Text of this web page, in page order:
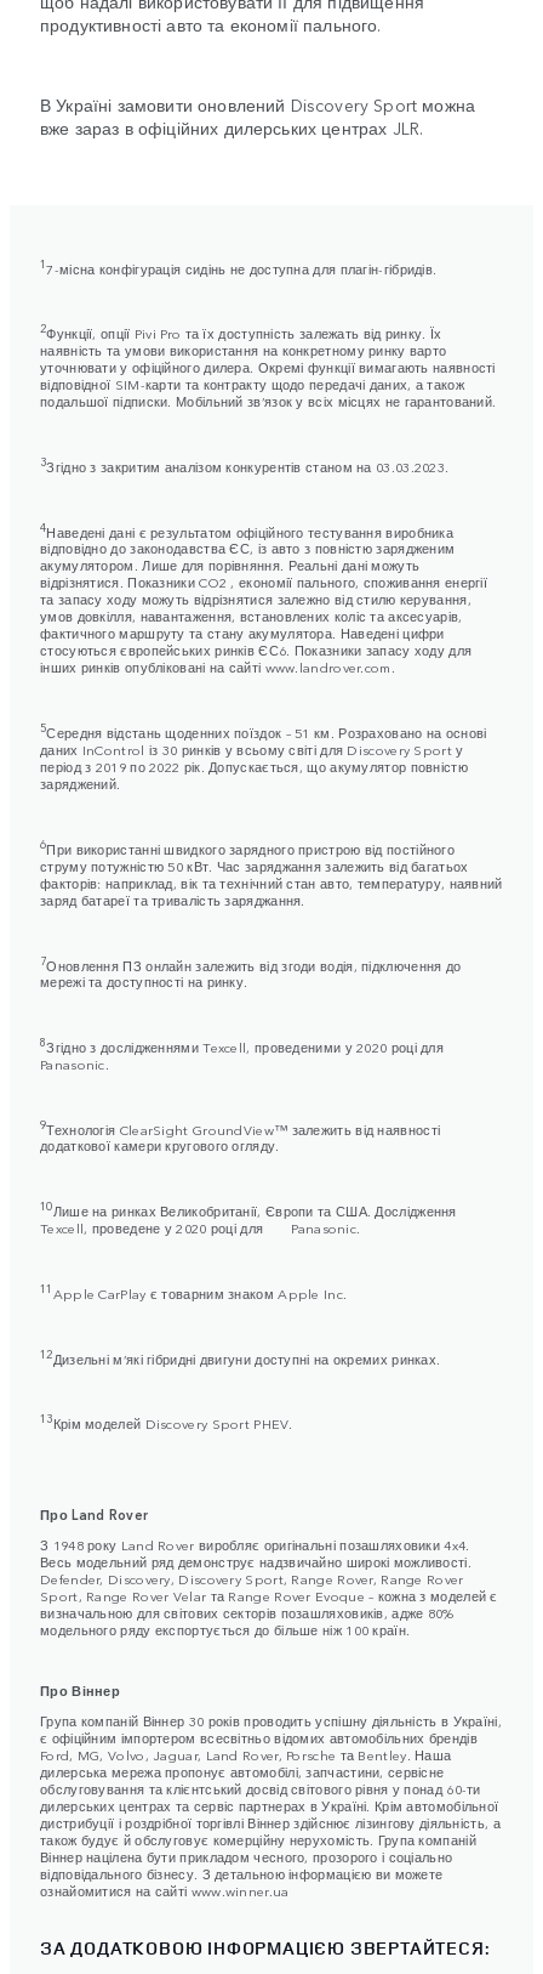
продуктивності авто та економії пального.
В Україні замовити оновлений Discovery Sport можна
вже зараз в офіційних дилерських центрах JLR.
17-місна конфігурація сидінь не доступна для плагін-гібридів.
2Функції, опції Pivi Pro та їх доступність залежать від ринку. Їх
наявність та умови використання на конкретному ринку варто
уточнювати у офіційного дилера. Окремі функції вимагають наявності
відповідної SIM-карти та контракту щодо передачі даних, а також
подальшої підписки. Мобільний зв’язок у всіх місцях не гарантований.
3Згідно з закритим аналізом конкурентів станом на 03.03.2023.
4Наведені дані є результатом офіційного тестування виробника
відповідно до законодавства ЄС, із авто з повністю зарядженим
акумулятором. Лише для порівняння. Реальні дані можуть
відрізнятися. Показники CO2 , економії пального, споживання енергії
та запасу ходу можуть відрізнятися залежно від стилю керування,
умов довкілля, навантаження, встановлених коліс та аксесуарів,
фактичного маршруту та стану акумулятора. Наведені цифри
стосуються європейських ринків ЄС6. Показники запасу ходу для
інших ринків опубліковані на сайті www.landrover.com.
5Середня відстань щоденних поїздок – 51 км. Розраховано на основі
даних InControl із 30 ринків у всьому світі для Discovery Sport у
період з 2019 по 2022 рік. Допускається, що акумулятор повністю
заряджений.
6При використанні швидкого зарядного пристрою від постійного
струму потужністю 50 кВт. Час заряджання залежить від багатьох
факторів: наприклад, вік та технічний стан авто, температуру, наявний
заряд батареї та тривалість заряджання.
7Оновлення ПЗ онлайн залежить від згоди водія, підключення до
мережі та доступності на ринку.
8Згідно з дослідженнями Texcell, проведеними у 2020 році для
Panasonic.
9Технологія ClearSight GroundView™ залежить від наявності
додаткової камери кругового огляду.
10Лише на ринках Великобританії, Європи та США. Дослідження
Texcell, проведене у 2020 році для Panasonic.
11 Apple CarPlay є товарним знаком Apple Inc.
12Дизельні м’які гібридні двигуни доступні на окремих ринках.
13Крім моделей Discovery Sport PHEV.
Про Land Rover
З 1948 року Land Rover виробляє оригінальні позашляховики 4x4.
Весь модельний ряд демонструє надзвичайно широкі можливості.
Defender, Discovery, Discovery Sport, Range Rover, Range Rover
Sport, Range Rover Velar та Range Rover Evoque – кожна з моделей є
визначальною для світових секторів позашляховиків, адже 80%
модельного ряду експортується до більше ніж 100 країн.
Про Віннер
Група компаній Віннер 30 років проводить успішну діяльність в Україні,
є офіційним імпортером всесвітньо відомих автомобільних брендів
Ford, MG, Volvo, Jaguar, Land Rover, Porsche та Bentley. Наша
дилерська мережа пропонує автомобілі, запчастини, сервісне
обслуговування та клієнтський досвід світового рівня у понад 60-ти
дилерських центрах та сервіс партнерах в Україні. Крім автомобільної
дистрибуції і роздрібної торгівлі Віннер здійснює лізингову діяльність, а
також будує й обслуговує комерційну нерухомість. Група компаній
Віннер націлена бути прикладом чесного, прозорого і соціально
відповідального бізнесу. З детальною інформацією ви можете
ознайомитися на сайті www.winner.ua
ЗА ДОДАТКОВОЮ ІНФОРМАЦІЄЮ ЗВЕРТАЙТЕСЯ: